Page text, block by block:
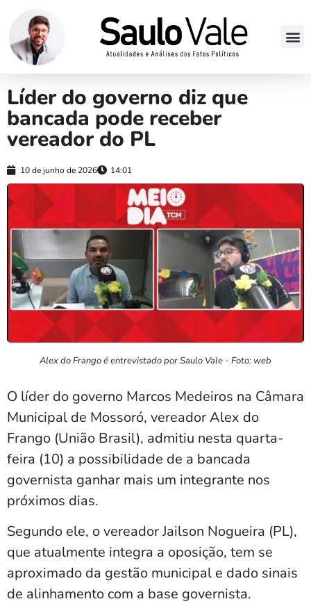
Líder do governo diz que
bancada pode receber
vereador do PL
10 de junho de 2026 14:01
Alex do Frango é entrevistado por Saulo Vale - Foto: web
O líder do governo Marcos Medeiros na Câmara
Municipal de Mossoró, vereador Alex do
Frango (União Brasil), admitiu nesta quarta-
feira (10) a possibilidade de a bancada
governista ganhar mais um integrante nos
próximos dias.
Segundo ele, o vereadorJailson Nogueira (PL),
que atualmente integra a oposição, tem se
aproximado da gestão municipal e dado sinais
de alinhamento com a base governista.